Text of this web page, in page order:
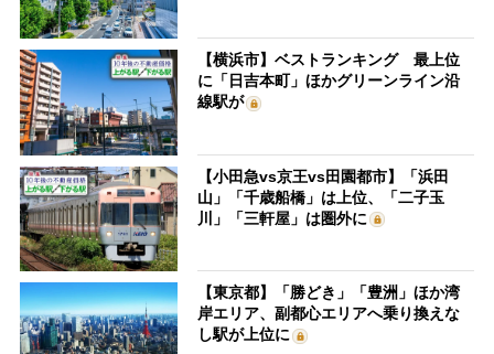
【横浜市】ベストランキング 最上位
に「日吉本町」ほかグリーンライン沿
線駅が
【小田急vs京王vs田園都市】「浜田
山」「千歳船橋」は上位、「二子玉
川」「三軒屋」は圏外に
【東京都】「勝どき」「豊洲」ほか湾
岸エリア、副都心エリアへ乗り換えな
し駅が上位に